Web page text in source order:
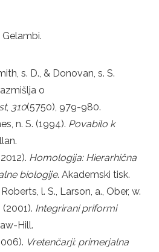
Gelambi.
s. D., & Donovan, s. S.
o
, 310(5750), 979-980.
n. S. (1994). Povabilo k
Homologija: Hierarhična
biologije. Akademski tisk.
l. S., Larson, a., Ober, w.
(2001). Integrirani priformi
Hill.
Vretenčarji: primerjalna